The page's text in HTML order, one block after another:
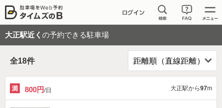
大正駅近く の予約できる駐車場
全18件
800円/日 大正駅から97m